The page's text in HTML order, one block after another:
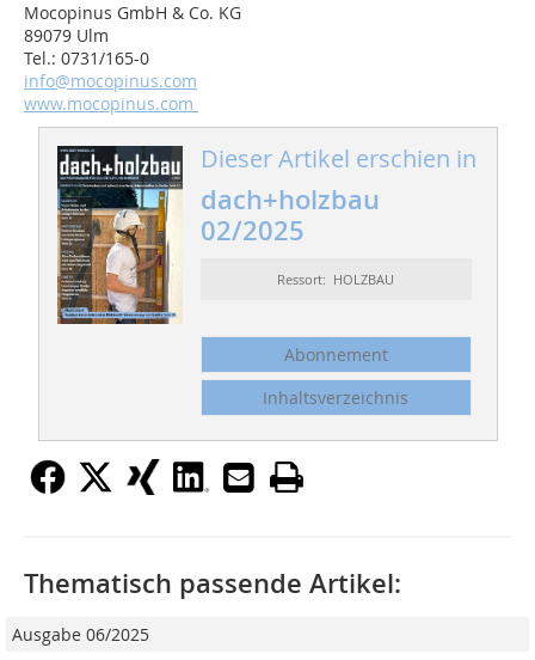
Mocopinus GmbH & Co. KG
89079 Ulm
Tel.: 0731/165-0
info@mocopinus.com
www.mocopinus.com
Dieser Artikel erschien in
dach+holzbau
02/2025
Ressort: HOLZBAU
Abonnement
Inhaltsverzeichnis
Thematisch passende Artikel:
Ausgabe 06/2025